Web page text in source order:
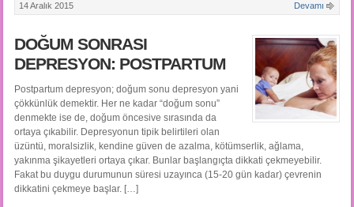
14 Aralık 2015 Devamı
DOĞUM SONRASI
DEPRESYON: POSTPARTUM
Postpartum depresyon; doğum sonu depresyon yani
çökkünlük demektir. Her ne kadar “doğum sonu”
denmekte ise de, doğum öncesive sırasında da
ortaya çıkabilir. Depresyonun tipik belirtileri olan
üzüntü, moralsizlik, kendine güven de azalma, kötümserlik, ağlama,
yakınma şikayetleri ortaya çıkar. Bunlar başlangıçta dikkati çekmeyebilir.
Fakat bu duygu durumunun süresi uzayınca (15-20 gün kadar) çevrenin
dikkatini çekmeye başlar. […]